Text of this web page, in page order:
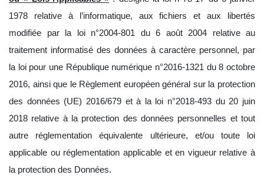
1978 relative à l’informatique, aux fichiers et aux libertés
modifiée par la loi n°2004-801 du 6 août 2004 relative au
traitement informatisé des données à caractère personnel, par
la loi pour une République numérique n°2016-1321 du 8 octobre
2016, ainsi que le Règlement européen général sur la protection
des données (UE) 2016/679 et à la loi n°2018-493 du 20 juin
2018 relative à la protection des données personnelles et tout
autre réglementation équivalente ultérieure, et/ou toute loi
applicable ou réglementation applicable et en vigueur relative à
la protection des Données.